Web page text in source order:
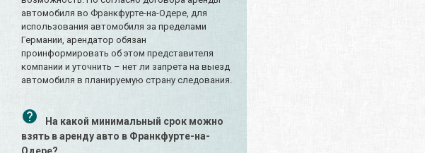
автомобиля во Франкфурте-на-Одере, для
использования автомобиля за пределами
Германии, арендатор обязан
проинформировать об этом представителя
компании и уточнить – нет ли запрета на выезд
автомобиля в планируемую страну следования.
На какой минимальный срок можно
взять в аренду авто в Франкфурте-на-